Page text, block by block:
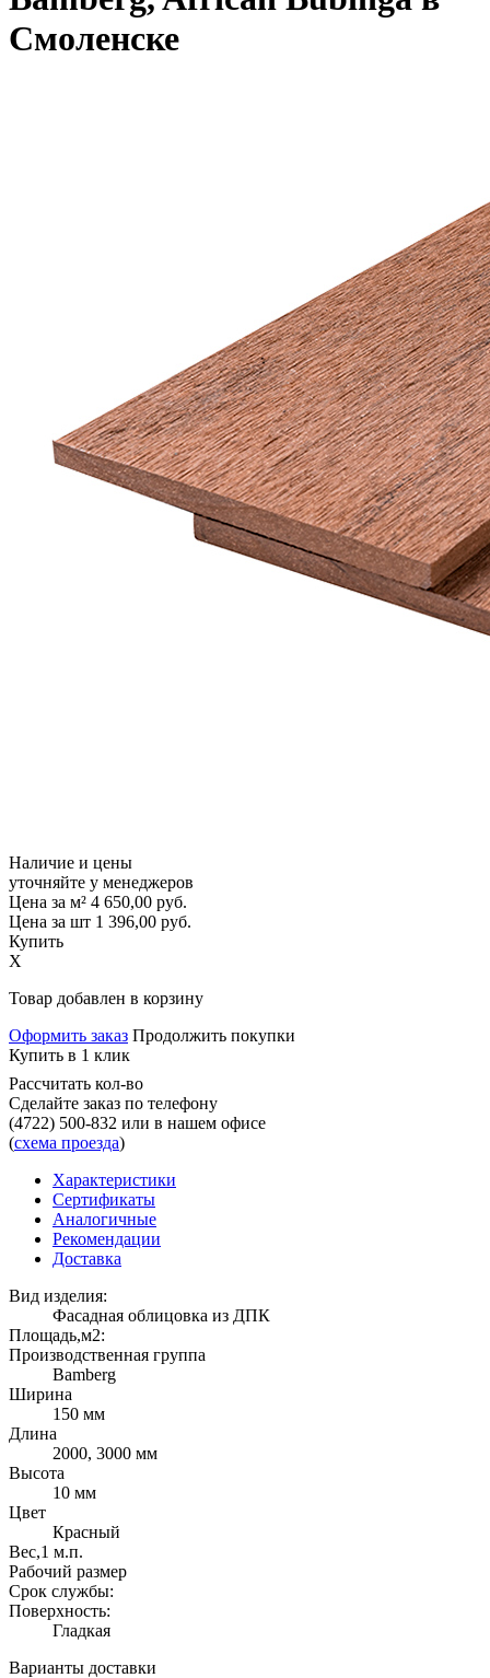
Смоленске
Наличие и цены
уточняйте у менеджеров
Цена за м² 4 650,00 руб.
Цена за шт 1 396,00 руб.
Купить
X
Товар добавлен в корзину
Оформить заказ Продолжить покупки
Купить в 1 клик
Рассчитать кол-во
Сделайте заказ по телефону
(4722) 500-832 или в нашем офисе
(схема проезда)
Характеристики
Сертификаты
Аналогичные
Рекомендации
Доставка
Вид изделия:
Фасадная облицовка из ДПК
Площадь,м2:
Производственная группа
Bamberg
Ширина
150 мм
Длина
2000, 3000 мм
Высота
10 мм
Цвет
Красный
Вес,1 м.п.
Рабочий размер
Срок службы:
Поверхность:
Гладкая
Варианты доставки